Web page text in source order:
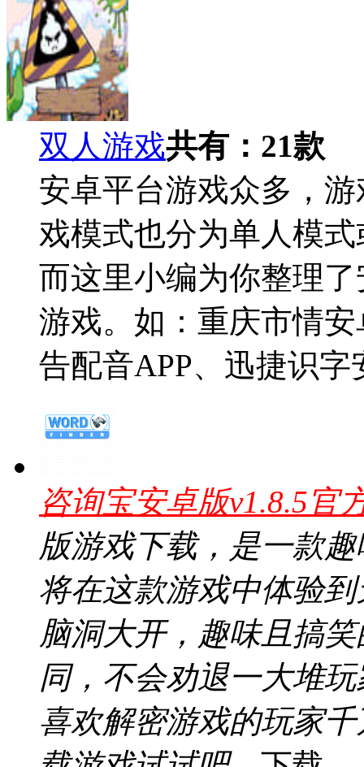
双人游戏共有： 21款
安卓平台游戏众多，
戏模式也分为单人模
而这里小编为你整理
游戏。如：重庆市情
告配音APP、迅捷识字
咨询宝安卓版v1.8.5官
版游戏下载，是一款
将在这款游戏中体验
脑洞大开，趣味且搞
同，不会劝退一大堆
喜欢解密游戏的玩家